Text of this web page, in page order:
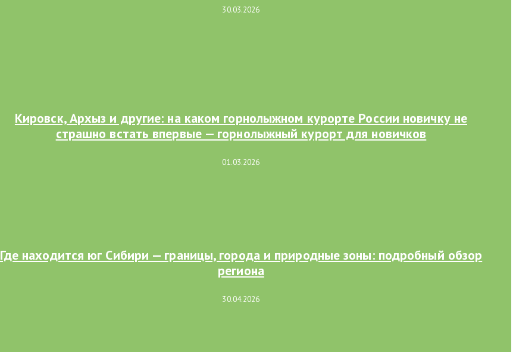
30.03.2026
Кировск, Архыз и другие: на каком горнолыжном курорте России новичку не
страшно встать впервые — горнолыжный курорт для новичков
01.03.2026
Где находится юг Сибири — границы, города и природные зоны: подробный обзор
региона
30.04.2026